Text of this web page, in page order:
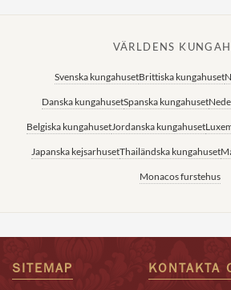
VÄRLDENS
Svenska kungahusetBrittiska kungahuset
Danska kungahusetSpanska kungahuset
Belgiska kungahusetJordanska kungahuset
Japanska kejsarhusetThailändska kungahuset
Monacos furstehus
SITEMAP KONTAKTA